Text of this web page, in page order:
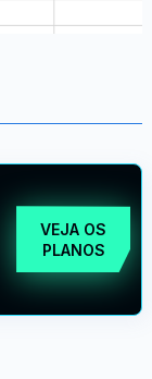
VEJA OS
PLANOS